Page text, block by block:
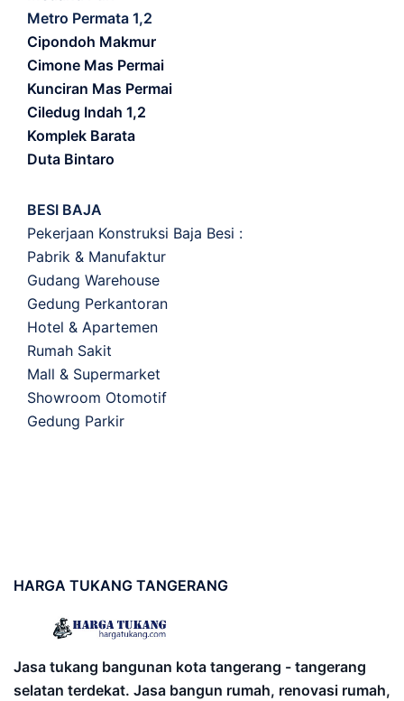
Metro Permata 1,2
Cipondoh Makmur
Cimone Mas Permai
Kunciran Mas Permai
Ciledug Indah 1,2
Komplek Barata
Duta Bintaro
BESI BAJA
Pekerjaan Konstruksi Baja Besi :
Pabrik & Manufaktur
Gudang Warehouse
Gedung Perkantoran
Hotel & Apartemen
Rumah Sakit
Mall & Supermarket
Showroom Otomotif
Gedung Parkir
HARGA TUKANG TANGERANG
Jasa tukang bangunan kota tangerang - tangerang
selatan terdekat. Jasa bangun rumah, renovasi rumah,